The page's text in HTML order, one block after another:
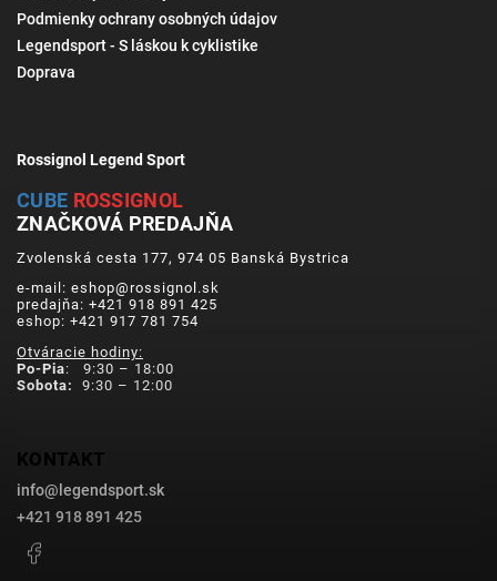
Podmienky ochrany osobných údajov
Legendsport - S láskou k cyklistike
Doprava
Rossignol Legend Sport
CUBE ROSSIGNOL
ZNAČKOVÁ PREDAJŇA
Zvolenská cesta 177, 974 05 Banská Bystrica
e-mail: eshop@rossignol.sk
predajňa: +421 918 891 425
eshop: +421 917 781 754
Otváracie hodiny:
Po-Pia: 9:30 – 18:00
Sobota:
9:30 – 12:00
KONTAKT
info@ legendsport.sk
+421 918 891 425